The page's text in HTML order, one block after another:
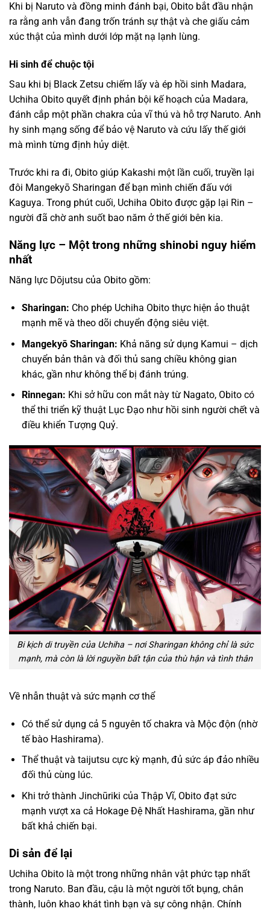
Khi bị Naruto và đồng minh đánh bại, Obito bắt đầu nhận
ra rằng anh vẫn đang trốn tránh sự thật và che giấu cảm
xúc thật của mình dưới lớp mặt nạ lạnh lùng.
Hi sinh để chuộc tội
Sau khi bị Black Zetsu chiếm lấy và ép hồi sinh Madara,
Uchiha Obito quyết định phản bội kế hoạch của Madara,
đánh cắp một phần chakra của vĩ thú và hỗ trợ Naruto. Anh
hy sinh mạng sống để bảo vệ Naruto và cứu lấy thế giới
mà mình từng định hủy diệt.
Trước khi ra đi, Obito giúp Kakashi một lần cuối, truyền lại
đôi Mangekyō Sharingan để bạn mình chiến đấu với
Kaguya. Trong phút cuối, Uchiha Obito được gặp lại Rin –
người đã chờ anh suốt bao năm ở thế giới bên kia.
Năng lực – Một trong những shinobi nguy hiểm
nhất
Năng lực Dōjutsu của Obito gồm:
Sharingan: Cho phép Uchiha Obito thực hiện ảo thuật
mạnh mẽ và theo dõi chuyển động siêu việt.
Mangekyō Sharingan: Khả năng sử dụng Kamui – dịch
chuyển bản thân và đối thủ sang chiều không gian
khác, gần như không thể bị đánh trúng.
Rinnegan: Khi sở hữu con mắt này từ Nagato, Obito có
thể thi triển kỹ thuật Lục Đạo như hồi sinh người chết và
điều khiển Tượng Quỷ.
Bi kịch di truyền của Uchiha – nơi Sharingan không chỉ là sức
mạnh, mà còn là lời nguyền bất tận của thù hận và tình thân
Về nhẫn thuật và sức mạnh cơ thể
Có thể sử dụng cả 5 nguyên tố chakra và Mộc độn (nhờ
tế bào Hashirama).
Thể thuật và taijutsu cực kỳ mạnh, đủ sức áp đảo nhiều
đối thủ cùng lúc.
Khi trở thành Jinchūriki của Thập Vĩ, Obito đạt sức
mạnh vượt xa cả Hokage Đệ Nhất Hashirama, gần như
bất khả chiến bại.
Di sản để lại
Uchiha Obito là một trong những nhân vật phức tạp nhất
trong Naruto. Ban đầu, cậu là một người tốt bụng, chân
thành, luôn khao khát tình bạn và sự công nhận. Chính